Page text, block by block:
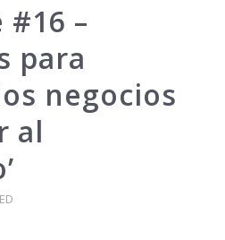
#16 –
para
negocios
al